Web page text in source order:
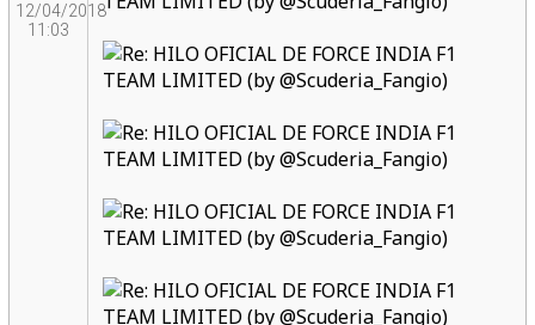
12/04/2018
11:03